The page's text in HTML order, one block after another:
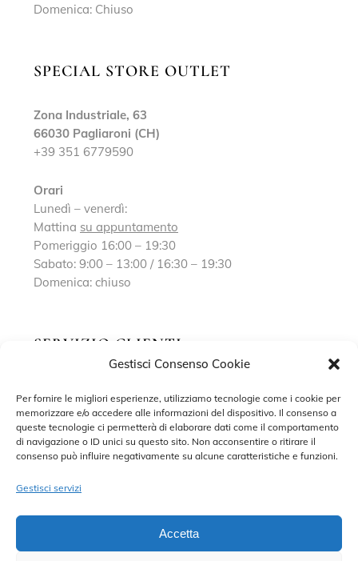
Gestisci Consenso Cookie
Per fornire le migliori esperienze, utilizziamo tecnologie come i cookie per
memorizzare e/o accedere alle informazioni del dispositivo. Il consenso a
queste tecnologie ci permetterà di elaborare dati come il comportamento
di navigazione o ID unici su questo sito. Non acconsentire o ritirare il
consenso può influire negativamente su alcune caratteristiche e funzioni.
Gestisci servizi
Accetta
Domenica: Chiuso
SPECIAL STORE OUTLET
Zona Industriale, 63
66030 Pagliaroni (CH)
+39 351 6779590
Orari
Lunedì – venerdì:
Mattina su appuntamento
Pomeriggio 16:00 – 19:30
Sabato: 9:00 – 13:00 / 16:30 – 19:30
Domenica: chiuso
SERVIZIO CLIENTI
Contatti
Privacy Policy